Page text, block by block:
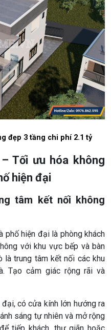
đẹp 3 tầng chi phí 2.1 tỷ
Tối ưu hóa không
hiện đại
tâm kết nối không
phố hiện đại là phòng khách
với khu vực bếp và bàn
là trung tâm kết nối các khu
Tạo cảm giác rộng rãi và
có cửa kính lớn hướng ra
sáng tự nhiên và mở rộng